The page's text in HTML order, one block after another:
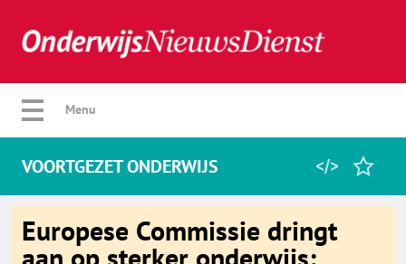
Verberg menu
Home
Menu
VOORTGEZET ONDERWIJS
Europese Commissie dringt